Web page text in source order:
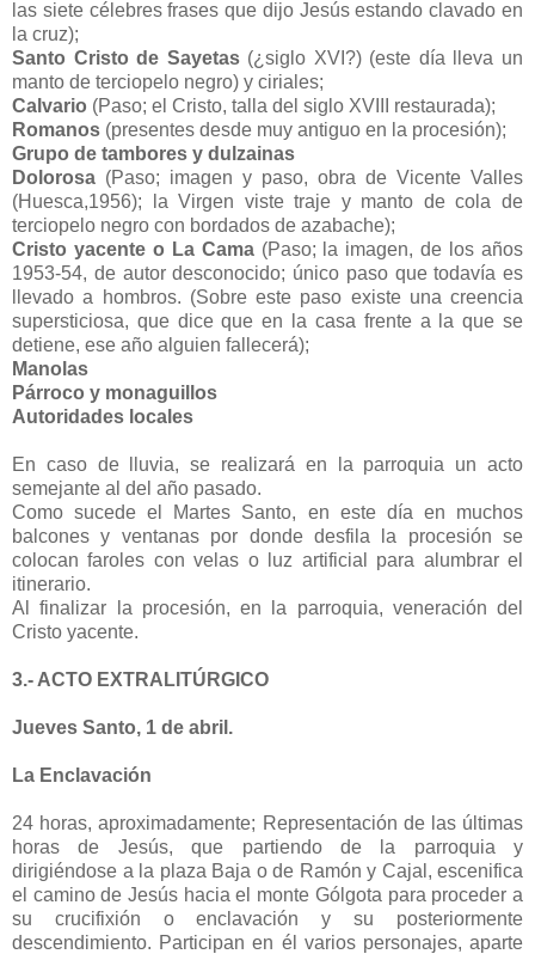
las siete célebres frases que dijo Jesús estando clavado en
la cruz);
Santo Cristo de Sayetas(¿siglo XVI?) (este día lleva un
manto de terciopelo negro) y ciriales;
Calvario (Paso; el Cristo, talla del siglo XVIII restaurada);
Romanos (presentes desde muy antiguo en la procesión);
Grupo de tambores y dulzainas
Dolorosa (Paso; imagen y paso, obra de Vicente Valles
(Huesca,1956); la Virgen viste traje y manto de cola de
terciopelo negro con bordados de azabache);
Cristo yacente o La Cama(Paso; la imagen, de los años
1953-54, de autor desconocido; único paso que todavía es
llevado a hombros. (Sobre este paso existe una creencia
supersticiosa, que dice que en la casa frente a la que se
detiene, ese año alguien fallecerá);
Manolas
Párroco y monaguillos
Autoridades locales
En caso de lluvia, se realizará en la parroquia un acto
semejante al del año pasado.
Como sucede el Martes Santo, en este día en muchos
balcones y ventanas por donde desfila la procesión se
colocan faroles con velas o luz artificial para alumbrar el
itinerario.
Al finalizar la procesión, en la parroquia, veneración del
Cristo yacente.
3.- ACTO EXTRALITÚRGICO
Jueves Santo, 1 de abril.
La Enclavación
24 horas, aproximadamente; Representación de las últimas
horas de Jesús, que partiendo de la parroquia y
dirigiéndose a la plaza Baja o de Ramón y Cajal, escenifica
el camino de Jesús hacia el monte Gólgota para proceder a
su crucifixión o enclavación y su posteriormente
descendimiento. Participan en él varios personajes, aparte